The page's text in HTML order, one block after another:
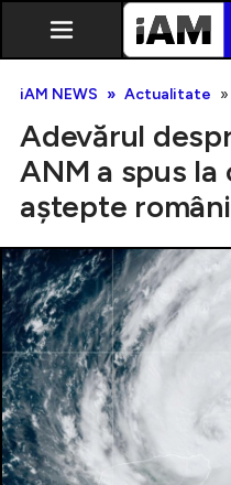
iAM NEWS Actualitate
Adevărul
ANM a spus
aştepte